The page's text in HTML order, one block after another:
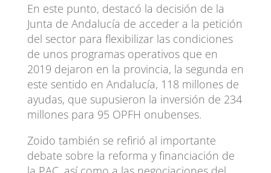
En este punto, destacó la decisión de la
Junta de Andalucía de acceder a la petición
del sector para flexibilizar las condiciones
de unos programas operativos que en
2019 dejaron en la provincia, la segunda en
este sentido en Andalucía, 118 millones de
ayudas, que supusieron la inversión de 234
millones para 95 OPFH onubenses.
Zoido también se refirió al importante
debate sobre la reforma y financiación de